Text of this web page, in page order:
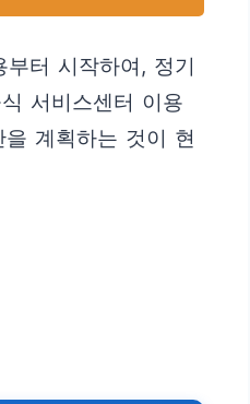
터 시작하여, 정기
서비스센터 이용
계획하는 것이 현